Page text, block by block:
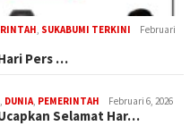
, SUKABUMI TERKINI
Februari
Pers …
, DUNIA, PEMERINTAH Februari 6, 2026
Selamat Har…